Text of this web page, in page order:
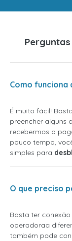
Como funciona
É muito fácil!
preencher alguns
recebermos o
pouco tempo,
simples para
O que preciso
Basta ter conexão
operadoraa
também pode